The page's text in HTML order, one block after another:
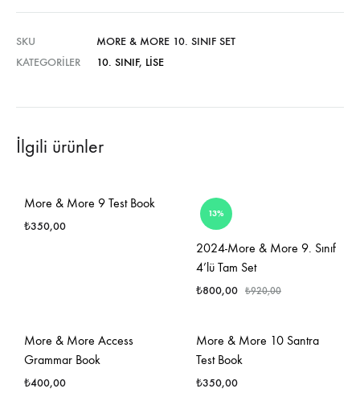
SKU
MORE & MORE 10. SINIF SET
KATEGORILER
10. SINIF, LISE
İlgili ürünler
More & More 9 Test Book
₺350,00
FAVORILERE
13%
2024-More & More 9. Sınıf
4’lü Tam Set
₺800,00 ₺920,00
More & More Access
Grammar Book
₺400,00
More & More 10 Santra
Test Book
₺350,00